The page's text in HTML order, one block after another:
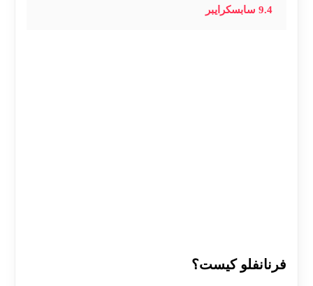
9.4 سابسکرایبر
فرنانفلو کیست؟